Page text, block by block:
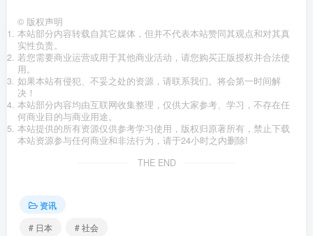
© 版权声明
本站部分内容转载自其它媒体，但并不代表本站赞同其观点和对其真
实性负责。
若您需要商业运营或用于其他商业活动，请您购买正版授权并合法使
用。
如果本站有侵犯、不妥之处的资源，请联系我们。将会第一时间解
决！
本站部分内容均由互联网收集整理，仅供大家参考、学习，不存在任
何商业目的与商业用途。
本站提供的所有资源仅供参考学习使用，版权归原著所有，禁止下载
本站资源参与任何商业和非法行为，请于24小时之内删除!
THE END
资讯
# 日本
# 社会